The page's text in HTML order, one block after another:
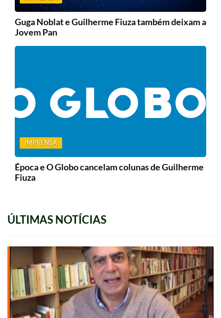
Guga Noblat e Guilherme Fiuza também deixam a
Jovem Pan
IMPRENSA
Época e O Globo cancelam colunas de Guilherme
Fiuza
ÚLTIMAS NOTÍCIAS